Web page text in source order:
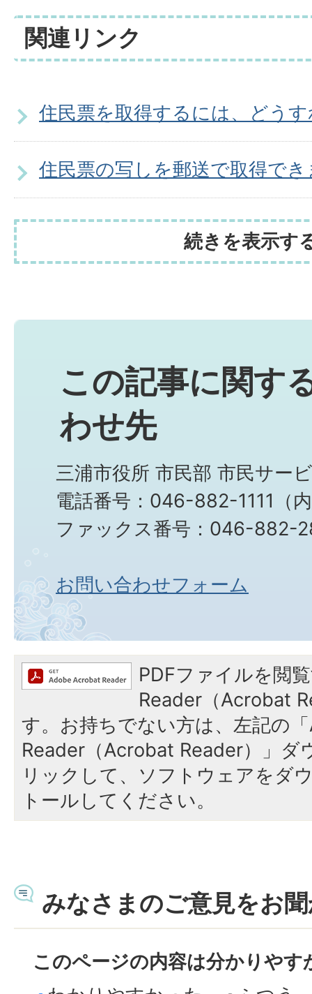
関連リンク
住民票を取得するには、どう
住民票の写しを郵送で取得で
続きを表示す
この記事に関す
わせ先
三浦市役所 市民部 市民サー
電話番号：046-882-1111（
ファックス番号：046-882-
お問い合わせフォーム
PDFファイルを閲
Reader（Acrobat
す。お持ちでない方は、左記の
Reader（Acrobat Reader）」ダ
リックして、ソフトウェアをダ
トールしてください。
みなさまのご意見をお
このページの内容は分かりやす